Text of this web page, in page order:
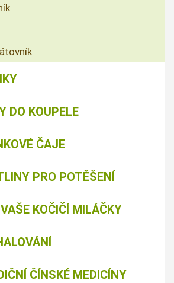
DO KOUPELE
ČAJE
PRO POTĚŠENÍ
KOČIČÍ MILÁČKY
ČÍNSKÉ MEDICÍNY